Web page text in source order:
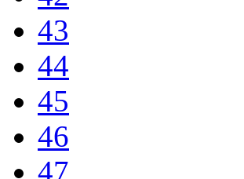
43
44
45
46
47